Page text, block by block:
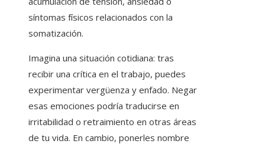
síntomas físicos relacionados con la
somatización.
Imagina una situación cotidiana: tras
recibir una crítica en el trabajo, puedes
experimentar vergüenza y enfado. Negar
esas emociones podría traducirse en
irritabilidad o retraimiento en otras áreas
de tu vida. En cambio, ponerles nombre